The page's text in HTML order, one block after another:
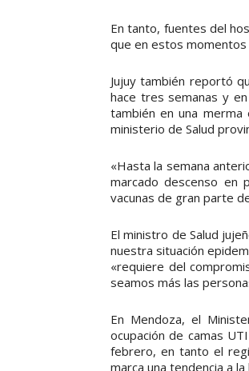
En tanto, fuentes del
que en estos momentos
Jujuy también reportó
hace tres semanas y
también en una merma
ministerio de Salud
«Hasta la semana
marcado descenso en
vacunas de gran parte
El ministro de Salud
nuestra situación
«requiere del
seamos más las
En Mendoza, el
ocupación de camas
febrero, en tanto el
marca una tendencia a la